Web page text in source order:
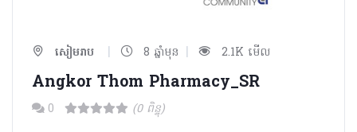
សៀមរាប | 8 ឆ្នាំមុន | 2.1K មើល
Angkor Thom Pharmacy_SR
0 (0 ពិន្ទុ)